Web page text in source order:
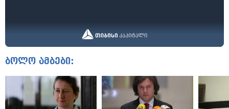
ბოლო ამბები: